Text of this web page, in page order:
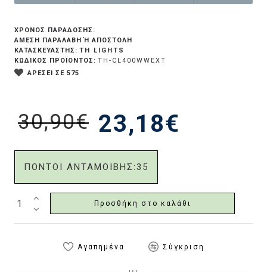
23,18€
30,90€
ΠΟΝΤΟΙ ΑΝΤΑΜΟΙΒΗΣ:35
ΧΡΟΝΟΣ ΠΑΡΑΔΟΣΗΣ:
ΆΜΕΣΗ ΠΑΡΑΛΑΒΉ Ή ΑΠΟΣΤΟΛΉ
ΚΑΤΑΣΚΕΥΑΣΤΗΣ: TH LIGHTS
ΚΩΔΙΚΟΣ ΠΡΟΪΟΝΤΟΣ: TH-CL400WWEXT
ΑΡΕΣΕΙ ΣΕ 575
Προσθήκη στο καλάθι
Αγαπημένα Σύγκριση